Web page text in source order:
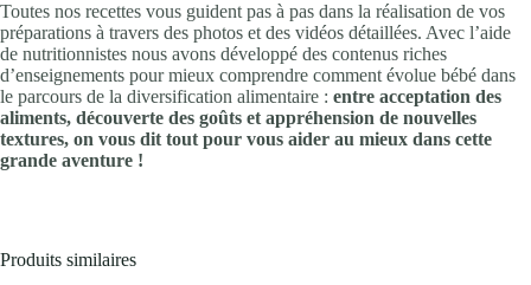
Toutes nos recettes vous guident pas à pas dans la réalisation de vos
préparations à travers des photos et des vidéos détaillées. Avec l’aide
de nutritionnistes nous avons développé des contenus riches
d’enseignements pour mieux comprendre comment évolue bébé dans
le parcours de la diversification alimentaire : entre acceptation des
aliments, découverte des goûts et appréhension de nouvelles
textures, on vous dit tout pour vous aider au mieux dans cette
grande aventure !
Produits similaires